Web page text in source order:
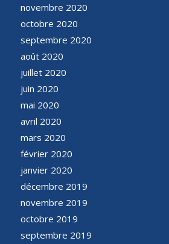
novembre 2020
octobre 2020
septembre 2020
août 2020
juillet 2020
juin 2020
mai 2020
avril 2020
mars 2020
février 2020
janvier 2020
décembre 2019
novembre 2019
octobre 2019
septembre 2019